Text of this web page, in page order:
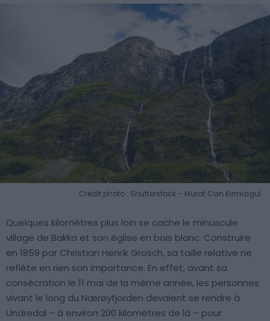
Crédit photo : Shutterstock – Murat Can Kirmizigul
Quelques kilomètres plus loin se cache le minuscule
village de Bakka et son église en bois blanc. Construire
en 1859 par Christian Henrik Grosch, sa taille relative ne
reflète en rien son importance. En effet, avant sa
consécration le 11 mai de la même année, les personnes
vivant le long du Nærøyfjorden devaient se rendre à
Undredal – à environ 200 kilomètres de là – pour